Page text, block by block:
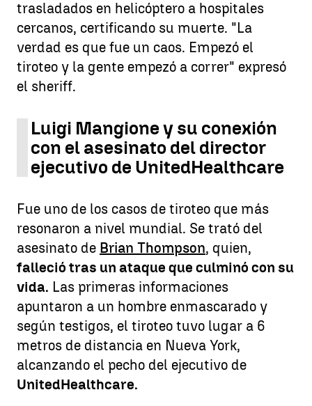
trasladados en helicóptero a hospitales
cercanos, certificando su muerte. "La
verdad es que fue un caos. Empezó el
tiroteo y la gente empezó a correr" expresó
el sheriff.
Luigi Mangione y su conexión
con el asesinato del director
ejecutivo de UnitedHealthcare
Fue uno de los casos de tiroteo que más
resonaron a nivel mundial. Se trató del
asesinato de Brian Thompson, quien,
falleció tras un ataque que culminó con su
vida. Las primeras informaciones
apuntaron a un hombre enmascarado y
según testigos, el tiroteo tuvo lugar a 6
metros de distancia en Nueva York,
alcanzando el pecho del ejecutivo de
UnitedHealthcare.